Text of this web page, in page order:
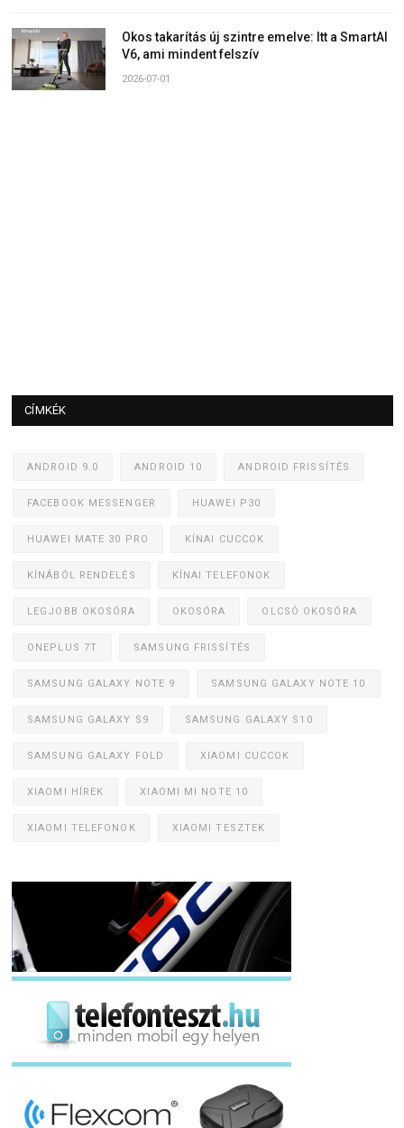
Okos takarítás új szintre emelve: Itt a SmartAI
V6, ami mindent felszív
2026-07-01
CÍMKÉK
ANDROID 9.0 ANDROID 10 ANDROID FRISSÍTÉS
FACEBOOK MESSENGER HUAWEI P30
HUAWEI MATE 30 PRO KÍNAI CUCCOK
KÍNÁBÓL RENDELÉS KÍNAI TELEFONOK
LEGJOBB OKOSÓRA OKOSÓRA OLCSÓ OKOSÓRA
ONEPLUS 7T SAMSUNG FRISSÍTÉS
SAMSUNG GALAXY NOTE 9 SAMSUNG GALAXY NOTE 10
SAMSUNG GALAXY S9 SAMSUNG GALAXY S10
SAMSUNG GALAXY FOLD XIAOMI CUCCOK
XIAOMI HÍREK XIAOMI MI NOTE 10
XIAOMI TELEFONOK XIAOMI TESZTEK